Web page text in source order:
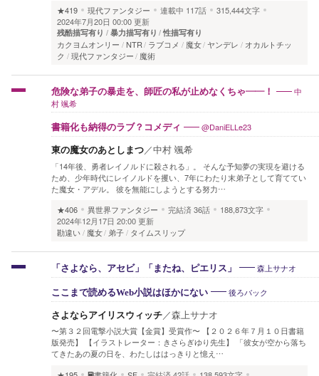
★419
現代ファンタジー 連載中 117話
315,444文字
2024年7月20日 00:00 更新
残酷描写有り 暴力描写有り 性描写有り
カクヨムオンリー NTR ラブコメ 魔女 ヤンデレ
オカルトチッ
ク
現代ファンタジー 魔術
危険な弟子の暴走を、師匠の私が止めなくちゃ――！
中
村 颯希
書籍化も納得のラブ？コメディ @DaniELLe23
東の魔女のあとしまつ／中村 颯希
「14年後、勇者レイノルドに殺される」。 そんな予知夢の実現を避ける
ため、少年時代にレイノルドを攫い、7年にわたり末弟子として育ててい
た魔女・アデル。 彼を無能にしようとする努力…
★406
異世界ファンタジー 完結済36話
188,873文字
2024年12月17日 20:00 更新
勘違い
魔女 弟子 タイムスリップ
「さよなら、アセビ」「またね、ピエリス」 森上サナオ
ここまで読めるWeb小説はほかにない 後ろバック
さよならアイリスウィッチ／森上サナオ
〜第３２回電撃小説大賞【金賞】受賞作〜 【２０２６年７月１０日書籍
版発売】 【イラストレーター：きさらぎゆり先生】 「彼女が空から落ち
てきたあの夏の日を、わたしははっきりと憶え…